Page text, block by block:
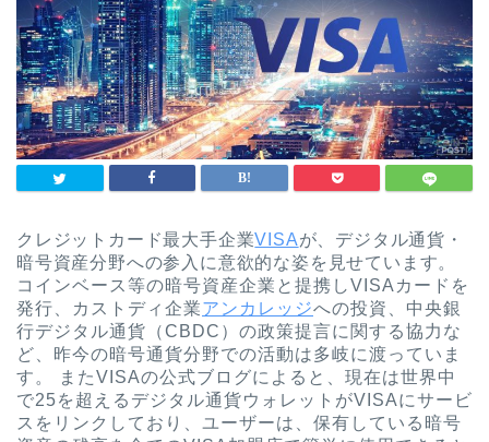
クレジットカード最大手企業VISAが、デジタル通貨・
暗号資産分野への参入に意欲的な姿を見せています。
コインベース等の暗号資産企業と提携しVISAカードを
発行、カストディ企業アンカレッジへの投資、中央銀
行デジタル通貨（CBDC）の政策提言に関する協力な
ど、昨今の暗号通貨分野での活動は多岐に渡っていま
す。
またVISAの公式ブログによると、現在は世界中
で25を超えるデジタル通貨ウォレットがVISAにサービ
スをリンクしており、ユーザーは、保有している暗号